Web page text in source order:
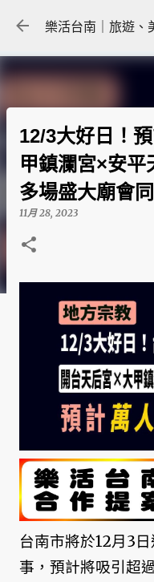
12/3大好日！
甲鎮瀾宮×安平
多場盛大廟會
11月 28, 2023
台南市將於12月3
事，預計將吸引超